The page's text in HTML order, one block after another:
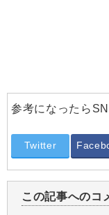
参考になったら
Twitter
この記事へのコ